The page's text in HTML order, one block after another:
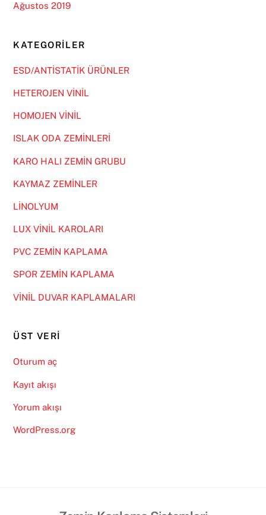
Ağustos 2019
KATEGORILER
ESD/ANTİSTATİK ÜRÜNLER
HETEROJEN VİNİL
HOMOJEN VİNİL
ISLAK ODA ZEMİNLERİ
KARO HALI ZEMİN GRUBU
KAYMAZ ZEMİNLER
LİNOLYUM
LUX VİNİL KAROLARI
PVC ZEMİN KAPLAMA
SPOR ZEMİN KAPLAMA
VİNİL DUVAR KAPLAMALARI
ÜST VERI
Oturum aç
Kayıt akışı
Yorum akışı
WordPress.org